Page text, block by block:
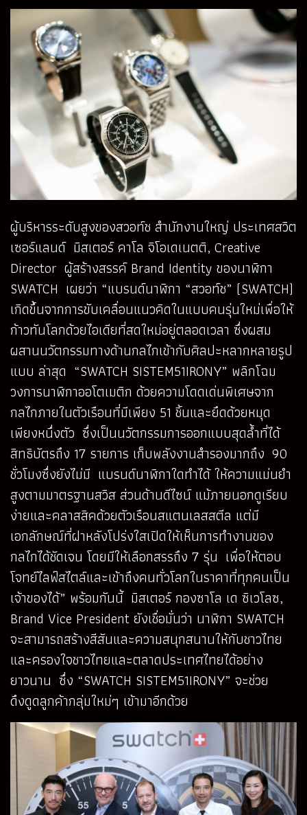
ผู้บริหารระดับสูงของสวอท์ช สำนักงานใหญ่ ประเทศสวิต
เซอร์แลนด์ มิสเตอร์ คาโล จิโอเดเนตติ, Creative
Director ผู้สร้างสรรค์ Brand Identity ของนาฬิกา
SWATCH เผยว่า “แบรนด์นาฬิกา “สวอท์ช” (SWATCH)
เกิดขึ้นจากการขับเคลื่อนแนวคิดในแบบคนรุ่นใหม่เพื่อให้
ก้าวทันโลกด้วยไอเดียที่สดใหม่อยู่ตลอดเวลา ซึ่งผสม
ผสานนวัตกรรมทางด้านกลไกเข้ากับศิลปะหลากหลายรูป
แบบ ล่าสุด “SWATCH SISTEM51IRONY” พลิกโฉม
วงการนาฬิกาออโตเมติก ด้วยความโดดเด่นพิเศษจาก
กลไกภายในตัวเรือนที่มีเพียง 51 ชิ้นและยึดด้วยหมุด
เพียงหนึ่งตัว ซึ่งเป็นนวัตกรรมการออกแบบสุดล้ำที่ได้
สิทธิบัตรถึง 17 รายการ เก็บพลังงานสำรองมากถึง 90
ชั่วโมงซึ่งยังไม่มี แบรนด์นาฬิกาใดทำได้ ให้ความแม่นยำ
สูงตามมาตรฐานสวิส ส่วนด้านดีไซน์ แม้ภายนอกดูเรียบ
ง่ายและคลาสสิคด้วยตัวเรือนสแตนเลสสตีล แต่มี
เอกลักษณ์ที่ฝาหลังโปร่งใสเปิดให้เห็นการทำงานของ
กลไกได้ชัดเจน โดยมีให้เลือกสรรถึง 7 รุ่น เพื่อให้ตอบ
โจทย์ไลฟ์สไตล์และเข้าถึงคนทั่วโลกในราคาที่ทุกคนเป็น
เจ้าของได้” พร้อมกันนี้ มิสเตอร์ กองซาโล เด ซิเวโลซ,
Brand Vice President ยังเชื่อมั่นว่า นาฬิกา SWATCH
จะสามารถสร้างสีสันและความสนุกสนานให้กับชาวไทย
และครองใจชาวไทยและตลาดประเทศไทยได้อย่าง
ยาวนาน ซึ่ง “SWATCH SISTEM51IRONY” จะช่วย
ดึงดูดลูกค้ากลุ่มใหม่ๆ เข้ามาอีกด้วย